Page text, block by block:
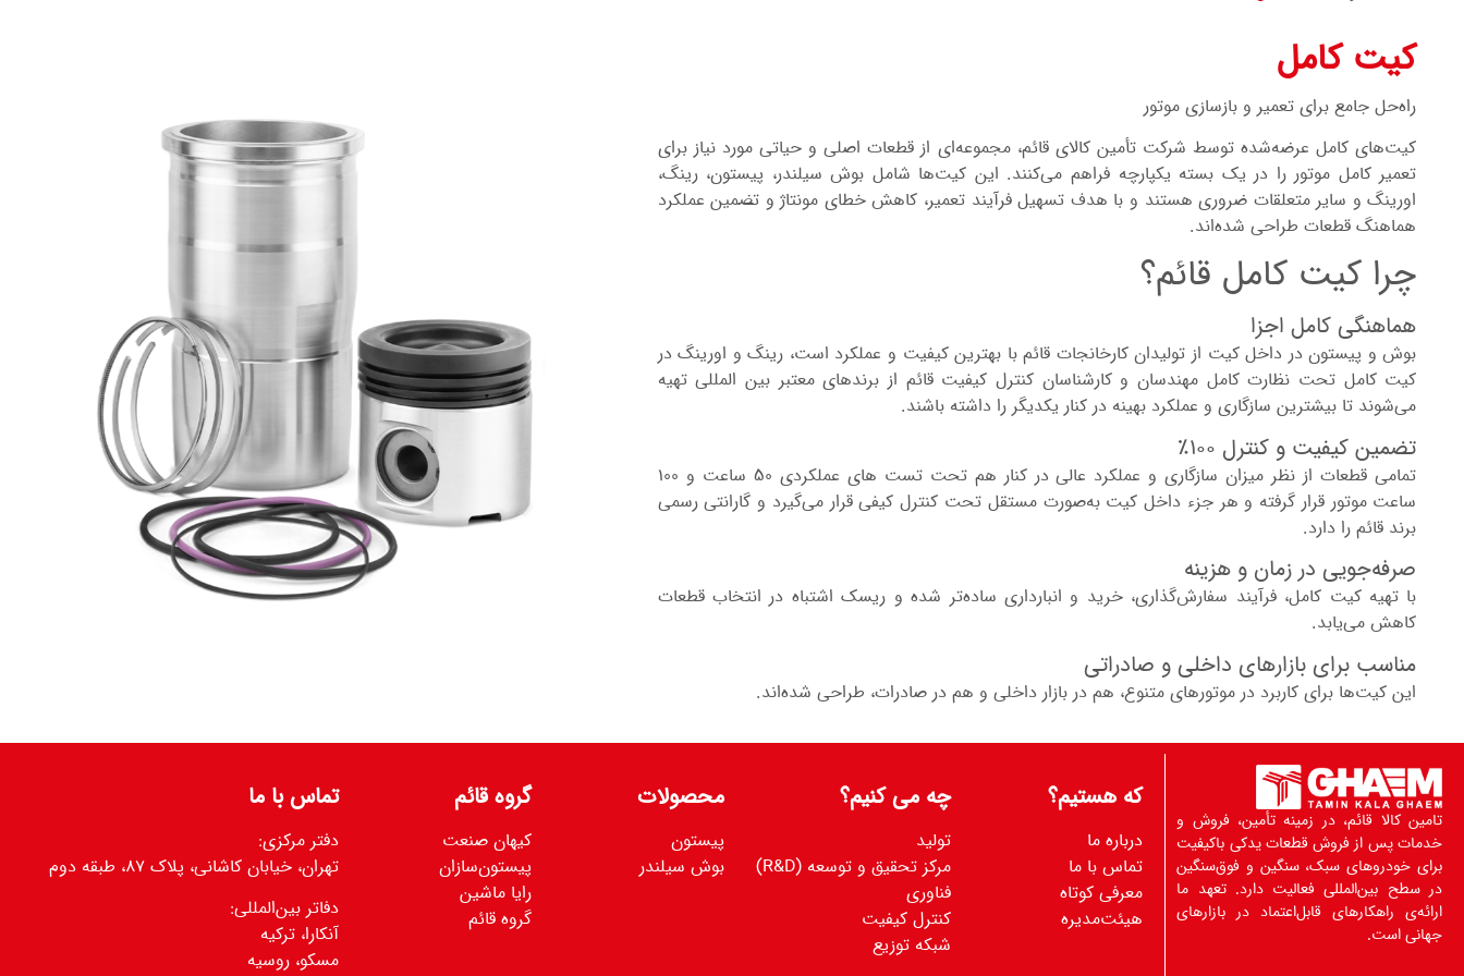
کیت کامل
راه‌حل جامع برای تعمیر و بازسازی موتور
کیت‌های کامل عرضه‌شده توسط شرکت تأمین کالای قائم، مجموعه‌ای از قطعات اصلی و حیاتی مورد نیاز برای
تعمیر کامل موتور را در یک بسته یکپارچه فراهم می‌کنند. این کیت‌ها شامل بوش سیلندر، پیستون، رینگ،
اورینگ و سایر متعلقات ضروری هستند و با هدف تسهیل فرآیند تعمیر، کاهش خطای مونتاژ و تضمین عملکرد
هماهنگ قطعات طراحی شده‌اند.
چرا کیت کامل قائم؟
هماهنگی کامل اجزا
بوش و پیستون در داخل کیت از تولیدان کارخانجات قائم با بهترین کیفیت و عملکرد است، رینگ و اورینگ در
کیت کامل تحت نظارت کامل مهندسان و کارشناسان کنترل کیفیت قائم از برندهای معتبر بین المللی تهیه
می‌شوند تا بیشترین سازگاری و عملکرد بهینه در کنار یکدیگر را داشته باشند.
تضمین کیفیت و کنترل ۱۰۰٪
تمامی قطعات از نظر میزان سازگاری و عملکرد عالی در کنار هم تحت تست های عملکردی 50 ساعت و 100
ساعت موتور قرار گرفته و هر جزء داخل کیت به‌صورت مستقل تحت کنترل کیفی قرار می‌گیرد و گارانتی رسمی
برند قائم را دارد.
صرفه‌جویی در زمان و هزینه
با تهیه کیت کامل، فرآیند سفارش‌گذاری، خرید و انبارداری ساده‌تر شده و ریسک اشتباه در انتخاب قطعات
کاهش می‌یابد.
مناسب برای بازارهای داخلی و صادراتی
این کیت‌ها برای کاربرد در موتورهای متنوع، هم در بازار داخلی و هم در صادرات، طراحی شده‌اند.
تامین کالا قائم، در زمینه تأمین، فروش و
خدمات پس از فروش قطعات یدکی باکیفیت
برای خودروهای سبک، سنگین و فوق‌سنگین
در سطح بین‌المللی فعالیت دارد. تعهد ما
ارائه‌ی راهکارهای قابل‌اعتماد در بازارهای
جهانی است.
که هستیم؟
درباره ما
تماس با ما
معرفی کوتاه
هیئت‌مدیره
چه می کنیم؟
تولید
مرکز تحقیق و توسعه (R&D)
فناوری
کنترل کیفیت
شبکه توزیع
محصولات
پیستون
بوش سیلندر
گروه قائم
کیهان صنعت
پیستون‌سازان
رایا ماشین
گروه قائم
تماس با ما
دفتر مرکزی:
تهران، خیابان کاشانی، پلاک ۸۷، طبقه دوم
دفاتر بین‌المللی:
آنکارا، ترکیه
مسکو، روسیه